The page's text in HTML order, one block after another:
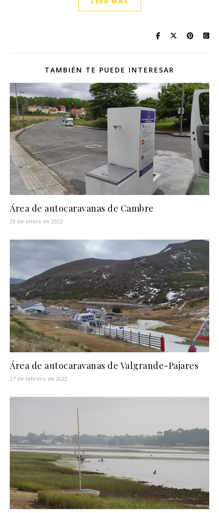
TAMBIÉN TE PUEDE INTERESAR
Área de autocaravanas de Cambre
29 de enero de 2022
Área de autocaravanas de Valgrande-Pajares
27 de febrero de 2022